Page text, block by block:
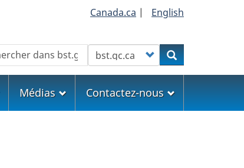
Canada.ca | English
Customize your searchRechercher
Médias Contactez-nous